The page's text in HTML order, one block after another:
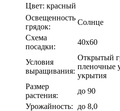
Цвет: красный
Освещенность
грядок:
Солнце
Схема
посадки:
40х60
Условия
выращивания:
Открытый
пленочные
укрытия
Размер
растения:
до 90
Урожайность:
до 8,0